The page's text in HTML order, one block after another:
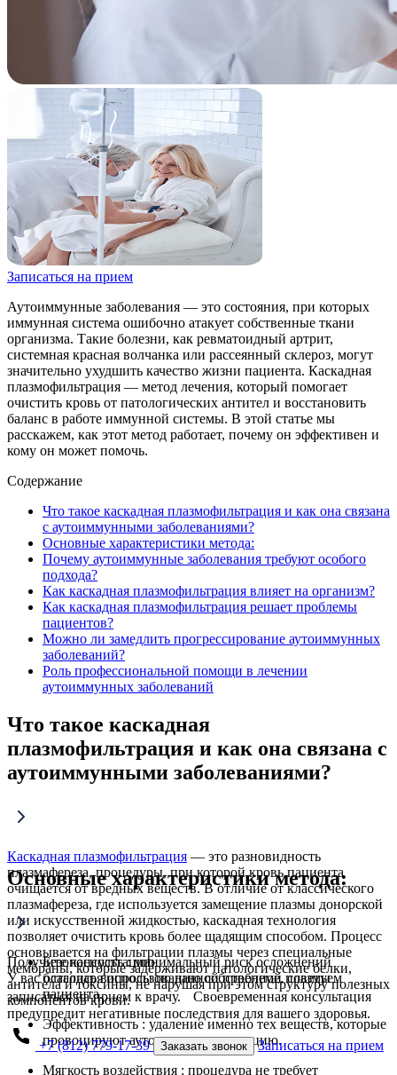
Записаться на прием
Аутоиммунные заболевания — это состояния, при которых
иммунная система ошибочно атакует собственные ткани
организма. Такие болезни, как ревматоидный артрит,
системная красная волчанка или рассеянный склероз, могут
значительно ухудшить качество жизни пациента. Каскадная
плазмофильтрация — метод лечения, который помогает
очистить кровь от патологических антител и восстановить
баланс в работе иммунной системы. В этой статье мы
расскажем, как этот метод работает, почему он эффективен и
кому он может помочь.
Содержание
Что такое каскадная плазмофильтрация и как она связана
с аутоиммунными заболеваниями?
Основные характеристики метода:
Почему аутоиммунные заболевания требуют особого
подхода?
Как каскадная плазмофильтрация влияет на организм?
Как каскадная плазмофильтрация решает проблемы
пациентов?
Можно ли замедлить прогрессирование аутоиммунных
заболеваний?
Роль профессиональной помощи в лечении
аутоиммунных заболеваний
Что такое каскадная
плазмофильтрация и как она связана с
аутоиммунными заболеваниями?
Каскадная плазмофильтрация — это разновидность
плазмафереза, процедуры, при которой кровь пациента
очищается от вредных веществ. В отличие от классического
плазмафереза, где используется замещение плазмы донорской
или искусственной жидкостью, каскадная технология
позволяет очистить кровь более щадящим способом. Процесс
основывается на фильтрации плазмы через специальные
мембраны, которые задерживают патологические белки,
антитела и токсины, не нарушая при этом структуру полезных
компонентов крови.
Основные характеристики метода:
Безопасность : минимальный риск осложнений
благодаря использованию собственной плазмы
пациента.
Эффективность : удаление именно тех веществ, которые
провоцируют аутоиммунную реакцию.
Мягкость воздействия : процедура не требует
Получите консультацию
У вас остались вопросы по данной проблеме, советуем
записаться на прием к врачу. Своевременная консультация
предупредит негативные последствия для вашего здоровья.
+7 (812) 779-17-39 Заказать звонок Записаться на прием